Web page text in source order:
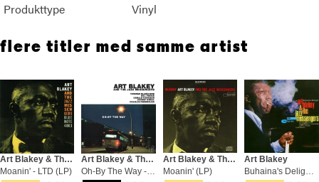
Produkttype
Vinyl
flere titler med samme artist
Art Blakey & The Jazz Messengers
Moanin' - LTD (LP)
Art Blakey & The Jazz Messengers
Oh-By The Way - LTD (LP)
Art Blakey & The Jazz Messengers
Moanin' (LP)
Art Blakey
Buhaina's Delight - Blue Note 80 (LP)